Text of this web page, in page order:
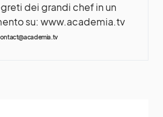
dei grandi chef in un
su: www.academia.tv